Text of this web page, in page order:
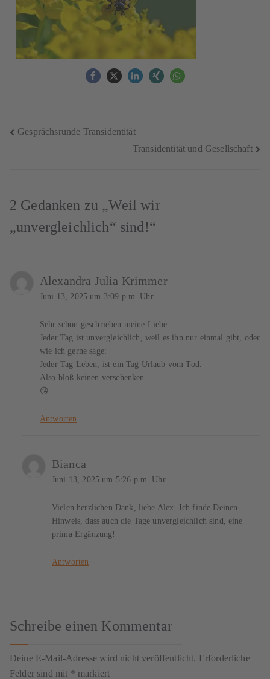
Gesprächsrunde Transidentität
Transidentität und Gesellschaft
2 Gedanken zu „Weil wir
„unvergleichlich“ sind!“
Alexandra Julia Krimmer
Juni 13, 2025 um 3:09 p.m. Uhr
Sehr schön geschrieben meine Liebe.
Jeder Tag ist unvergleichlich, weil es ihn nur einmal gibt, oder
wie ich gerne sage:
Jeder Tag Leben, ist ein Tag Urlaub vom Tod.
Also bloß keinen verschenken.
😘
Antworten
Bianca
Juni 13, 2025 um 5:26 p.m. Uhr
Vielen herzlichen Dank, liebe Alex. Ich finde Deinen
Hinweis, dass auch die Tage unvergleichlich sind, eine
prima Ergänzung!
Antworten
Schreibe einen Kommentar
Deine E-Mail-Adresse wird nicht veröffentlicht. Erforderliche
Felder sind mit * markiert